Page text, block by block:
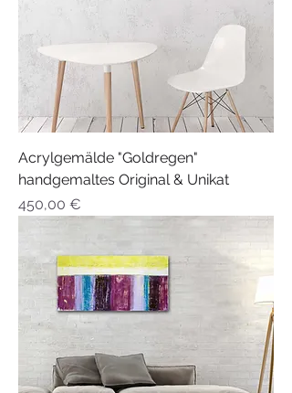
Acrylgemälde "Goldregen"
handgemaltes Original & Unikat
Preis
450,00 €